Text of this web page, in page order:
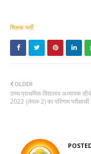
शिक्षक भर्ती
OLDER
उच्च प्राथमिक विद्यालय अध्यापक
2022 (लेवल-2) का परिणाम